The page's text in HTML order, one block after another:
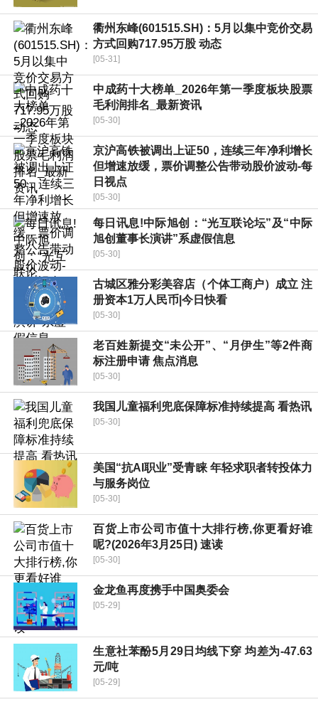
衢州东峰(601515.SH)：5月以集中竞价交易
方式回购717.95万股 动态
[05-31]
中成药十大榜单_2026年第一季度板块股票
毛利润排名_最新资讯
[05-30]
京沪高铁被调出上证50，连续三年净利增长
但增速放缓，票价调整公告带动股价波动-每
日视点
[05-30]
每日讯息!中际旭创：“光互联论坛”及“中际
旭创董事长演讲”系虚假信息
[05-30]
古城区雅分彩美容店（个体工商户）成立 注
册资本1万人民币|今日快看
[05-30]
老百姓新提交“未公开”、“月伊生”等2件商
标注册申请 焦点消息
[05-30]
我国儿童福利兜底保障标准持续提高 看热讯
[05-30]
美国“抗AI职业”受青睐 年轻求职者转投体力
与服务岗位
[05-30]
百货上市公司市值十大排行榜,你更看好谁
呢?(2026年3月25日) 速读
[05-30]
金龙鱼再度携手中国奥委会
[05-29]
生意社苯酚5月29日均线下穿 均差为-47.63
元/吨
[05-29]